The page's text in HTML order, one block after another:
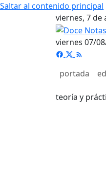
Saltar al contenido principal
viernes, 7 de
viernes 07/
portada
teoría y